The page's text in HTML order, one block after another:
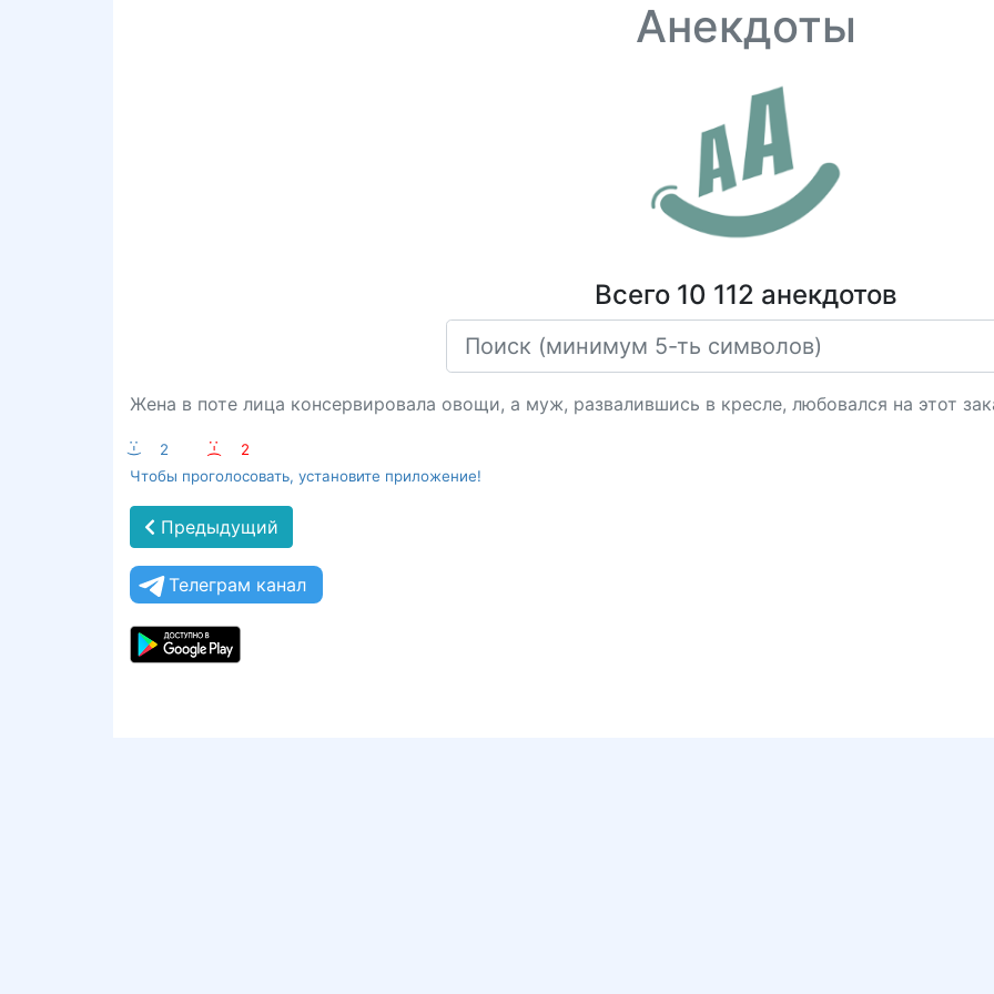
Анекдоты
Всего 10 112 анекдотов
Жена в поте лица консервировала овощи, а муж, развалившись в кресле, любовался на этот
:-) 2 :-(
2
Чтобы проголосовать, установите приложение!
Предыдущий
Телеграм канал